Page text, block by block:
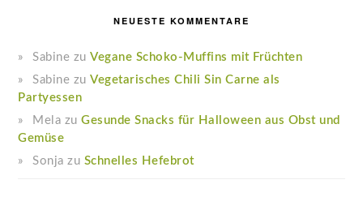
NEUESTE KOMMENTARE
Sabine zuVegane Schoko-Muffins mit Früchten
Sabine zuVegetarisches Chili Sin Carne als
Partyessen
Mela zuGesunde Snacks für Halloween aus Obst und
Gemüse
Sonja zu Schnelles Hefebrot